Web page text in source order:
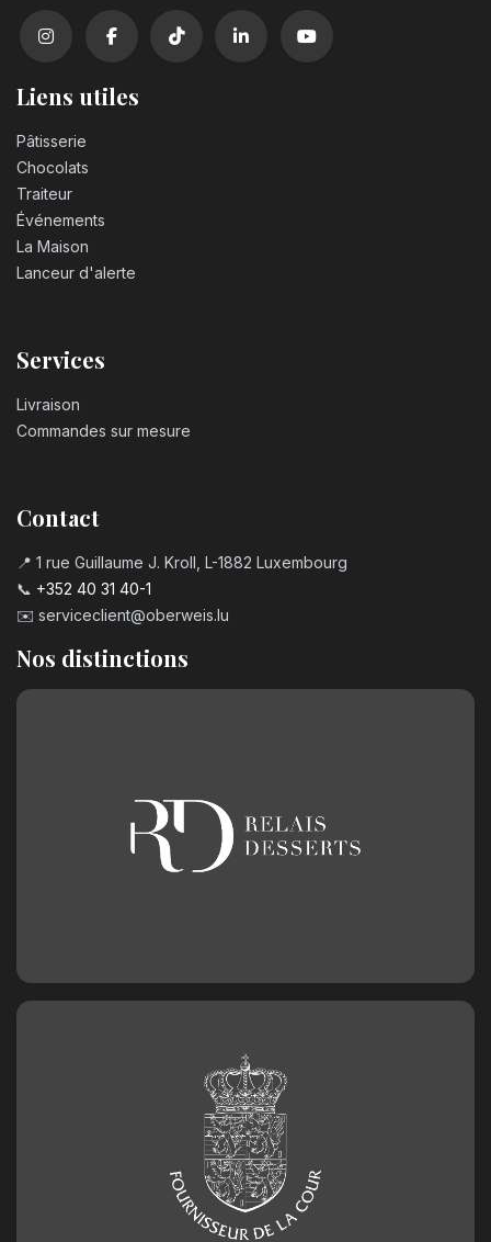
Liens utiles
Pâtisserie
Chocolats
Traiteur
Événements
La Maison
Lanceur d'alerte
Services
Livraison
Commandes sur mesure
Contact
📍 1 rue Guillaume J. Kroll, L-1882 Luxembourg
📞 +352 40 31 40-1
✉️ serviceclient@oberweis.lu
Nos distinctions